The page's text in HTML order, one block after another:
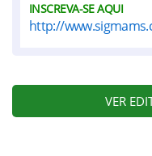
INSCREVA-SE AQUI
http://
VER